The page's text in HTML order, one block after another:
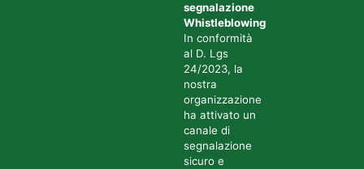
segnalazione
Whistleblowing
In conformità
al D. Lgs
24/2023, la
nostra
organizzazione
ha attivato un
canale di
segnalazione
sicuro e